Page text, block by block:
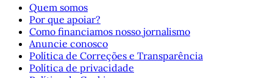
Quem somos
Por que apoiar?
Como financiamos nosso jornalismo
Anuncie conosco
Política de Correções e Transparência
Política de privacidade